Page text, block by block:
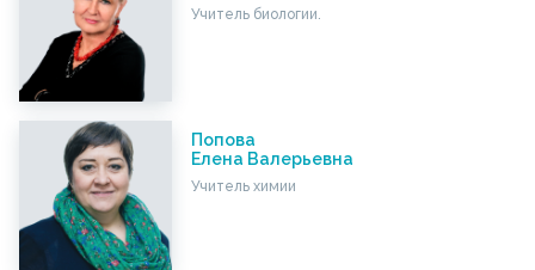
Учитель биологии.
Попова
Елена Валерьевна
Учитель химии